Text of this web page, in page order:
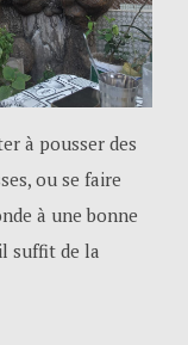
à pousser des
ou se faire
à une bonne
suffit de la